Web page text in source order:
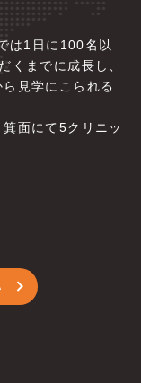
は1日に100名以
くまでに成長し、
見学にこられる
面にて5クリニッ